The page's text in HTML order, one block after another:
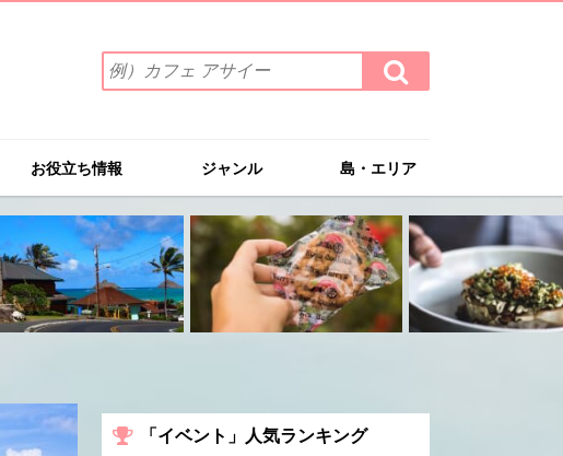
索
ワ
を
入
力
(例）
カ
フ
ェ
イ
ー
検
索
す
お役立ち情報 ジャンル 島・エリア
「イベント」人気ランキング